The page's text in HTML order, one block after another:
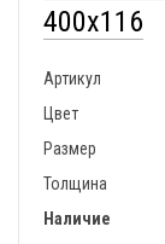
400х116
Артикул
Цвет
Размер
Толщина
Наличие